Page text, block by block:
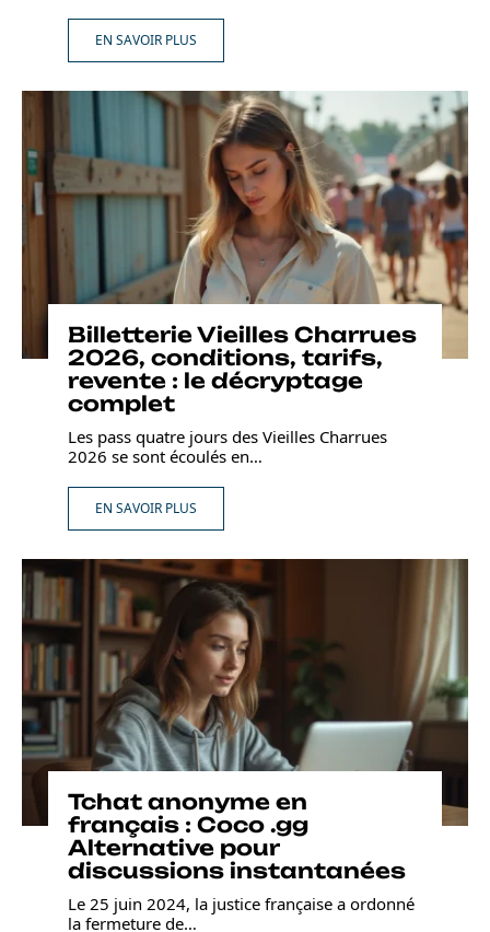
EN SAVOIR PLUS
Billetterie Vieilles Charrues
2026, conditions, tarifs,
revente : le décryptage
complet
Les pass quatre jours des Vieilles Charrues
2026 se sont écoulés en…
EN SAVOIR PLUS
Tchat anonyme en
français : Coco .gg
Alternative pour
discussions instantanées
Le 25 juin 2024, la justice française a ordonné
la fermeture de…